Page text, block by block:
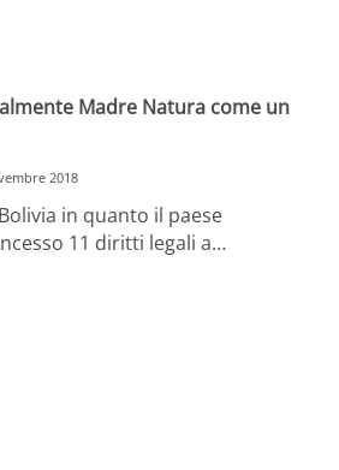
Madre Natura come un
2018
in quanto il paese
11 diritti legali a…